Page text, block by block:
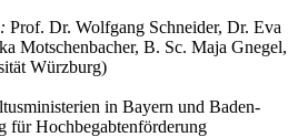
Prof. Dr. Wolfgang Schneider, Dr. Eva
Motschenbacher, B. Sc. Maja Gnegel,
Würzburg)
in Bayern und Baden-
für Hochbegabtenförderung